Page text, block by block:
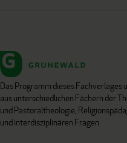
Das Programm dieses
aus unterschiedlichen Fächern der
und Pastoraltheologie,
und interdisziplinären Fragen.